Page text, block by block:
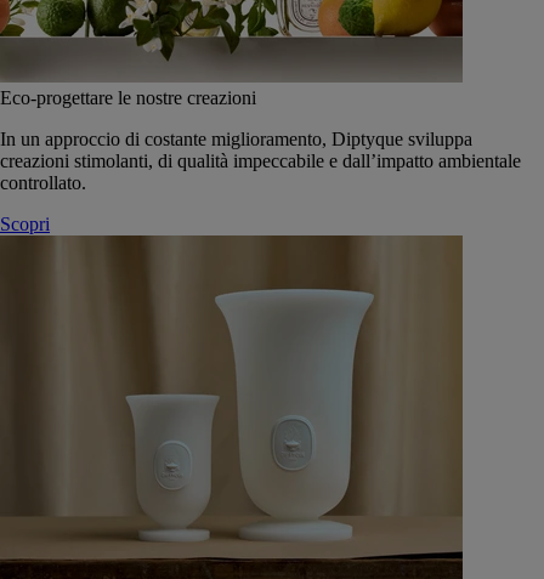
Eco-progettare le nostre creazioni
In un approccio di costante miglioramento, Diptyque sviluppa
creazioni stimolanti, di qualità impeccabile e dall’impatto ambientale
controllato.
Scopri